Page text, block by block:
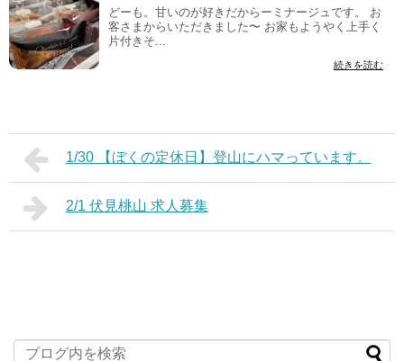
どーも。甘いのが好きだからーミナージュです。 お
客さまからいただきました〜 お家もようやく上手く
片付きそ...
続きを読む
1/30 【ぼくの定休日】登山にハマっています。
2/1 伏見桃山 求人募集